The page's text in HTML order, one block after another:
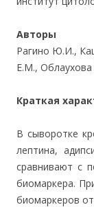
Авторы
Рагино Ю.И.,
Е.М.,
Краткая
В сыворотке
лептина,
сравнивают с
биомаркера.
биомаркеров